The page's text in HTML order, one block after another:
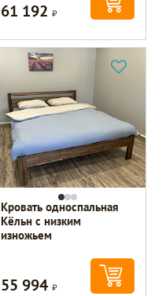
61 192Р
Кровать односпальная
Кёльн с низким
изножьем
55 994Р